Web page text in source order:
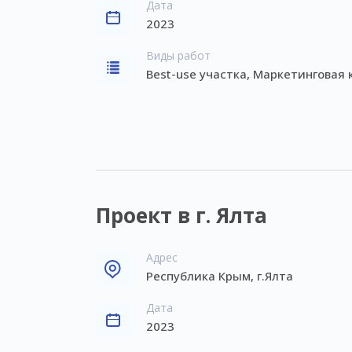
Дата
2023
Виды работ
Best-use участка, Маркетинговая
Проект в г. Ялта
Адрес
Республика Крым, г.Ялта
Дата
2023